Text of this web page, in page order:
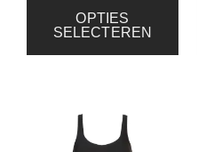
OPTIES
SELECTEREN